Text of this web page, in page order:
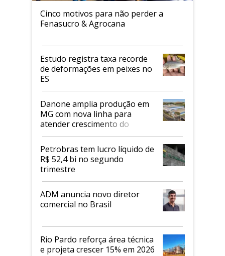
Cinco motivos para não perder a
Fenasucro & Agrocana
Estudo registra taxa recorde
de deformações em peixes no
ES
Danone amplia produção em
MG com nova linha para
atender crescimento do
mercado de alimentos
proteicos
Petrobras tem lucro líquido de
R$ 52,4 bi no segundo
trimestre
ADM anuncia novo diretor
comercial no Brasil
Rio Pardo reforça área técnica
e projeta crescer 15% em 2026